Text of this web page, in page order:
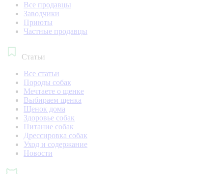
Все продавцы
Заводчики
Приюты
Частные продавцы
Статьи
Все статьи
Породы собак
Мечтаете о щенке
Выбираем щенка
Щенок дома
Здоровье собак
Питание собак
Дрессировка собак
Уход и содержание
Новости